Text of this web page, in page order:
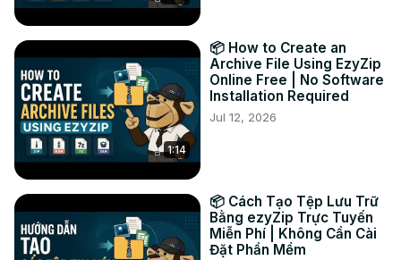
arquivos serão apresentados novamente. Clique em
“Visualizar” para ver as novas imagens no navegador. Se
você estiver satisfeito com isso, clique em “Salvar” para
salvar os arquivos compactados em seu computador.
#comprimir #png #500kb
TWITTER: https://twitter.com/ezyZip
FACEBOOK: https://www.facebook.com/ezyzip/
LINKEDIN: https://www.linkedin.com/showcase/ezyzip/
https://www.pinterest.com.au/ezyzip
1:14
📦 How to Create an
Archive File Using EzyZip
Online Free | No Software
Installation Required
Jul 12, 2026
📦 Cách Tạo Tệp Lưu Trữ
Bằng ezyZip Trực Tuyến
Miễn Phí | Không Cần Cài
Đặt Phần Mềm